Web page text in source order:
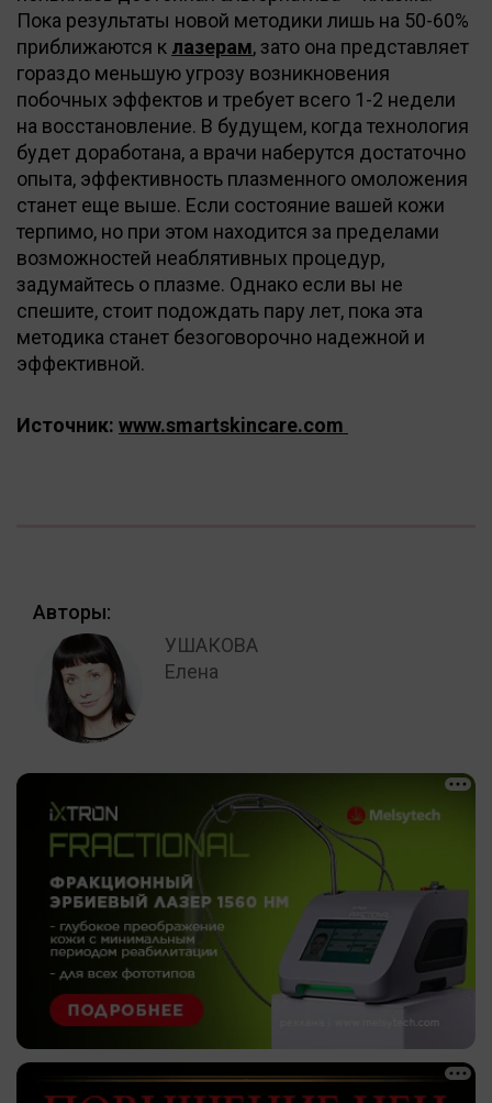
Пока результаты новой методики лишь на 50-60%
приближаются к лазерам, зато она представляет
гораздо меньшую угрозу возникновения
побочных эффектов и требует всего 1-2 недели
на восстановление. В будущем, когда технология
будет доработана, а врачи наберутся достаточно
опыта, эффективность плазменного омоложения
станет еще выше. Если состояние вашей кожи
терпимо, но при этом находится за пределами
возможностей неаблятивных процедур,
задумайтесь о плазме. Однако если вы не
спешите, стоит подождать пару лет, пока эта
методика станет безоговорочно надежной и
эффективной.
Источник: www.smartskincare.com
Авторы:
УШАКОВА
Елена